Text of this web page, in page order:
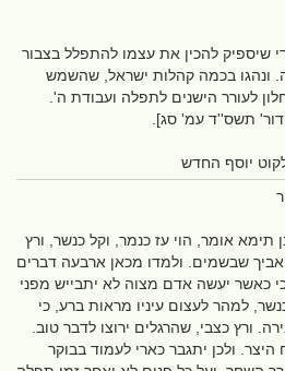
שיספיק להכין את עצמו להתפלל בצבור
ונהגו בכמה קהלות ישראל, שהשמש
לעורר הישנים לתפלה ועבודת ה'.
תשס''ד עמ' סג].
יוסף החדש
תימא אומר, הוי עז כנמר, וקל כנשר, ורץ
אביך שבשמים. ולמדו מכאן ארבעה דברים
כאשר יעשה אדם מצוה לא יתבייש מפני
למהר לעצום עיניו מראות ברע, כי
ורץ כצבי, שהרגלים ירוצו לדבר טוב.
היצר. ולכן יתגבר כארי לעמוד בבוקר